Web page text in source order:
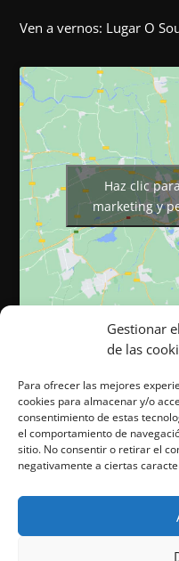
Gestionar
de las
Para ofrecer las mejores
cookies para almacenar y/o
consentimiento de estas
el comportamiento de
sitio. No consentir o retirar el
negativamente a ciertas
Ven a vernos: Lugar O
Haz clic
marketing y
Página web
Aviso legal